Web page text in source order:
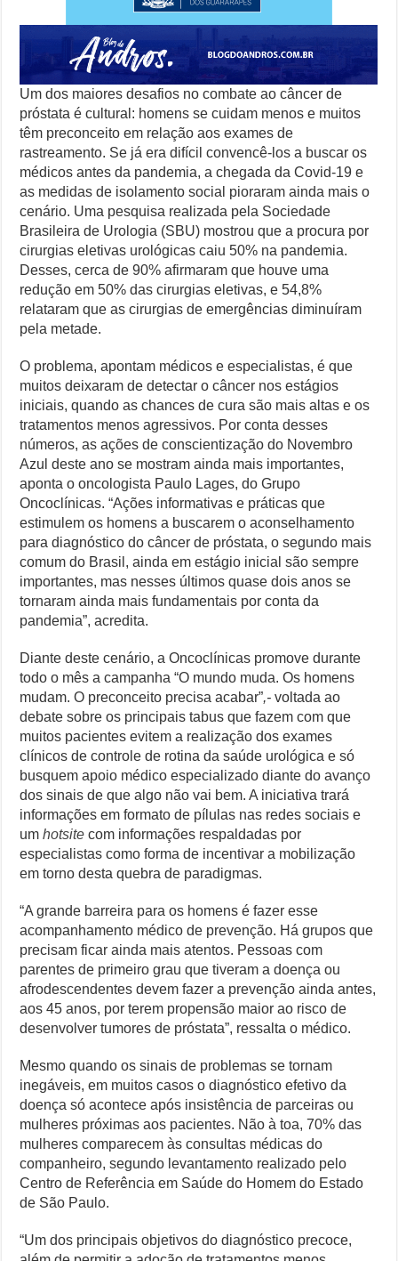
Um dos maiores desafios no combate ao câncer de
próstata é cultural: homens se cuidam menos e muitos
têm preconceito em relação aos exames de
rastreamento. Se já era difícil convencê-los a buscar os
médicos antes da pandemia, a chegada da Covid-19 e
as medidas de isolamento social pioraram ainda mais o
cenário. Uma pesquisa realizada pela Sociedade
Brasileira de Urologia (SBU) mostrou que a procura por
cirurgias eletivas urológicas caiu 50% na pandemia.
Desses, cerca de 90% afirmaram que houve uma
redução em 50% das cirurgias eletivas, e 54,8%
relataram que as cirurgias de emergências diminuíram
pela metade.
O problema, apontam médicos e especialistas, é que
muitos deixaram de detectar o câncer nos estágios
iniciais, quando as chances de cura são mais altas e os
tratamentos menos agressivos. Por conta desses
números, as ações de conscientização do Novembro
Azul deste ano se mostram ainda mais importantes,
aponta o oncologista Paulo Lages, do Grupo
Oncoclínicas. “Ações informativas e práticas que
estimulem os homens a buscarem o aconselhamento
para diagnóstico do câncer de próstata, o segundo mais
comum do Brasil, ainda em estágio inicial são sempre
importantes, mas nesses últimos quase dois anos se
tornaram ainda mais fundamentais por conta da
pandemia”, acredita.
Diante deste cenário, a Oncoclínicas promove durante
todo o mês a campanha “O mundo muda. Os homens
mudam. O preconceito precisa acabar”,- voltada ao
debate sobre os principais tabus que fazem com que
muitos pacientes evitem a realização dos exames
clínicos de controle de rotina da saúde urológica e só
busquem apoio médico especializado diante do avanço
dos sinais de que algo não vai bem. A iniciativa trará
informações em formato de pílulas nas redes sociais e
umhotsite com informações respaldadas por
especialistas como forma de incentivar a mobilização
em torno desta quebra de paradigmas.
“A grande barreira para os homens é fazer esse
acompanhamento médico de prevenção. Há grupos que
precisam ficar ainda mais atentos. Pessoas com
parentes de primeiro grau que tiveram a doença ou
afrodescendentes devem fazer a prevenção ainda antes,
aos 45 anos, por terem propensão maior ao risco de
desenvolver tumores de próstata”, ressalta o médico.
Mesmo quando os sinais de problemas se tornam
inegáveis, em muitos casos o diagnóstico efetivo da
doença só acontece após insistência de parceiras ou
mulheres próximas aos pacientes. Não à toa, 70% das
mulheres comparecem às consultas médicas do
companheiro, segundo levantamento realizado pelo
Centro de Referência em Saúde do Homem do Estado
de São Paulo.
“Um dos principais objetivos do diagnóstico precoce,